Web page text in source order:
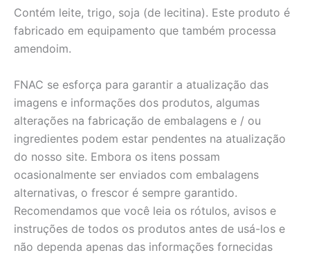
Contém leite, trigo, soja (de lecitina). Este produto é
fabricado em equipamento que também processa
amendoim.
FNAC se esforça para garantir a atualização das
imagens e informações dos produtos, algumas
alterações na fabricação de embalagens e / ou
ingredientes podem estar pendentes na atualização
do nosso site. Embora os itens possam
ocasionalmente ser enviados com embalagens
alternativas, o frescor é sempre garantido.
Recomendamos que você leia os rótulos, avisos e
instruções de todos os produtos antes de usá-los e
não dependa apenas das informações fornecidas